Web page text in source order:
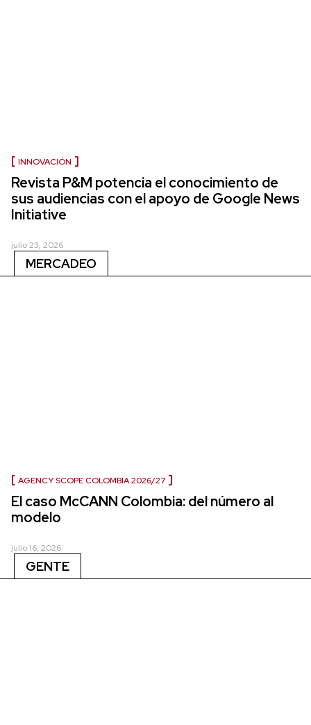
INNOVACIÓN
Revista P&M potencia el conocimiento de
sus audiencias con el apoyo de Google News
Initiative
julio 23, 2026
MERCADEO
AGENCY SCOPE COLOMBIA 2026/27
El caso McCANN Colombia: del número al
modelo
julio 16, 2026
GENTE